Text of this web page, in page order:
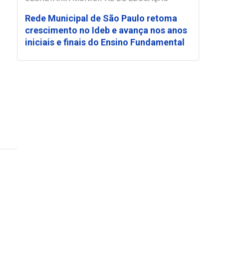
Rede Municipal de São Paulo retoma
crescimento no Ideb e avança nos anos
iniciais e finais do Ensino Fundamental